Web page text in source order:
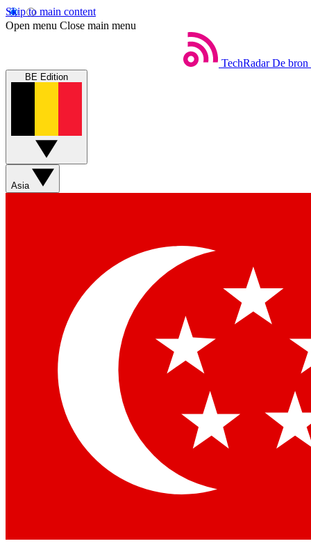
Skip to main content
Open menu Close main menu
TechRadar De bron
BE Edition
Asia